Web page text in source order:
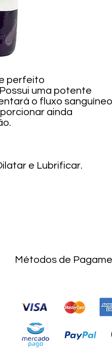
perfeito
uma potente
o fluxo sanguíneo
ainda
e Lubrificar.
Métodos de